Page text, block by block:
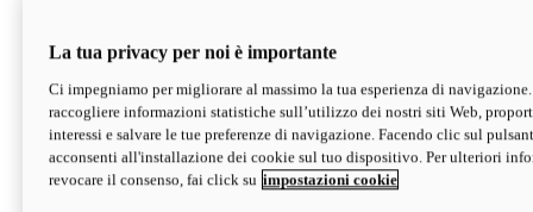
V2 SP
Hypermotard V2 SP
120,4 CVPotenza
94 NmCoppia
177 kgPeso in ordine di marcia
senza carburante
La tua privacy per noi è importante
Ci impegniamo per migliorare al massimo la tua esperienza di
raccogliere informazioni statistiche sull’utilizzo dei nostri siti Web,
interessi e salvare le tue preferenze di navigazione. Facendo clic sul
acconsenti all'installazione dei cookie sul tuo dispositivo. Per ulteriori
revocare il consenso, fai click su impostazioni cookie